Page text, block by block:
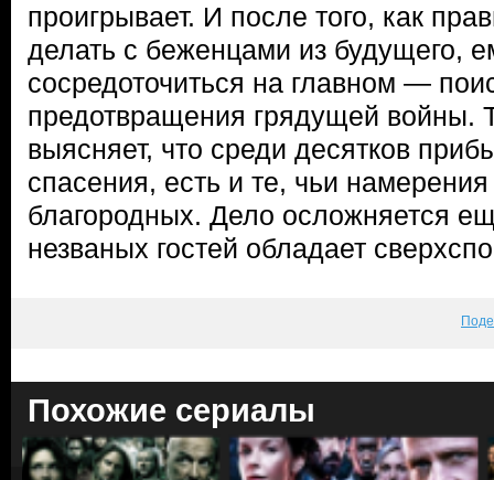
проигрывает. И после того, как
делать с беженцами из будущего,
сосредоточиться на главном —
предотвращения грядущей войны.
выясняет, что среди десятков
спасения, есть и те, чьи
благородных. Дело осложняется
незваных гостей обладает
Похожие сериалы